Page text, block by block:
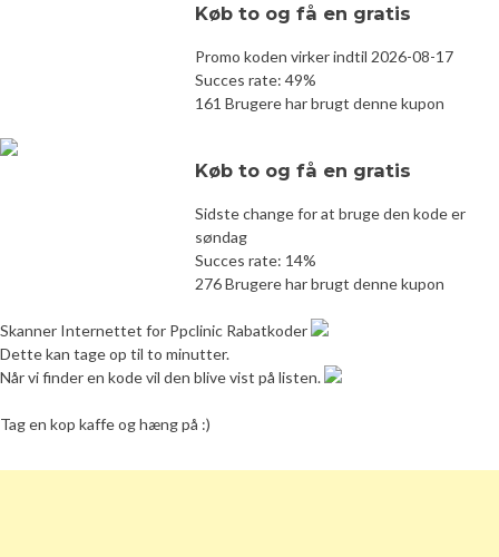
Køb to og få en gratis
Promo koden virker indtil 2026-08-17
Succes rate: 49%
161 Brugere har brugt denne kupon
Køb to og få en gratis
Sidste change for at bruge den kode er
søndag
Succes rate: 14%
276 Brugere har brugt denne kupon
Skanner Internettet for Ppclinic Rabatkoder
Dette kan tage op til to minutter.
Når vi finder en kode vil den blive vist på listen.
Tag en kop kaffe og hæng på :)